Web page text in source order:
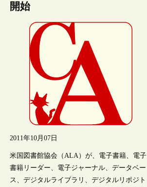
開始
2011年10月07日
米国図書館協会（ALA）が、電子書籍、電子
書籍リーダー、電子ジャーナル、データベー
ス、デジタルライブラリ、デジタルリポジト